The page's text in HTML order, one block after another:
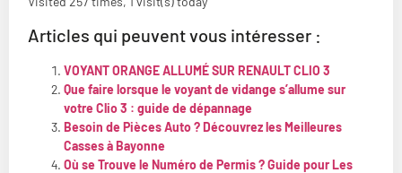
Articles qui peuvent vous intéresser :
VOYANT ORANGE ALLUMÉ SUR RENAULT CLIO 3
Que faire lorsque le voyant de vidange s’allume sur
votre Clio 3 : guide de dépannage
Besoin de Pièces Auto ? Découvrez les Meilleures
Casses à Bayonne
Où se Trouve le Numéro de Permis ? Guide pour Les